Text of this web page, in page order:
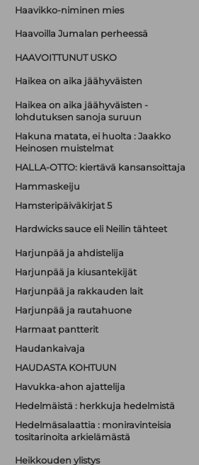
Haavikko-niminen mies
Haavoilla Jumalan perheessä
HAAVOITTUNUT USKO
Haikea on aika jäähyväisten
Haikea on aika jäähyväisten -
lohdutuksen sanoja suruun
Hakuna matata, ei huolta : Jaakko
Heinosen muistelmat
HALLA-OTTO: kiertävä kansansoittaja
Hammaskeiju
Hamsteripäiväkirjat 5
Hardwicks sauce eli Neilin tähteet
Harjunpää ja ahdistelija
Harjunpää ja kiusantekijät
Harjunpää ja rakkauden lait
Harjunpää ja rautahuone
Harmaat pantterit
Haudankaivaja
HAUDASTA KOHTUUN
Havukka-ahon ajattelija
Hedelmäistä : herkkuja hedelmistä
Hedelmäsalaattia : moniravinteisia
tositarinoita arkielämästä
Heikkouden ylistys